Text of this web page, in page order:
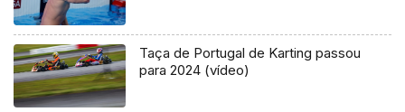
Taça de Portugal de Karting passou
para 2024 (vídeo)